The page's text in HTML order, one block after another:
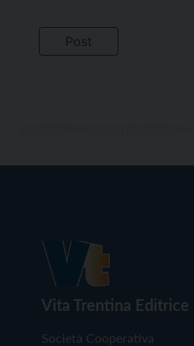
Vita Trentina Editrice
Società Cooperativa